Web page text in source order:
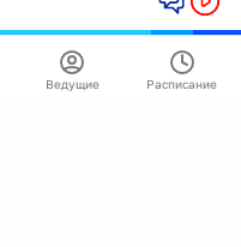
Ведущие Расписание